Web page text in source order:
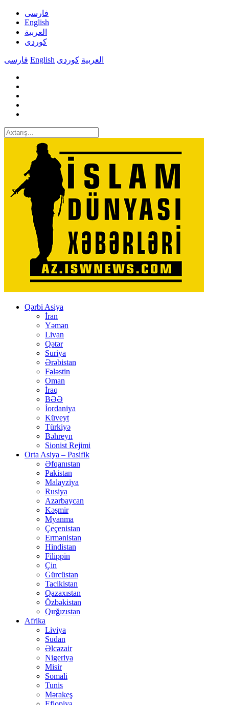
فارسی
English
العربیة
کوردی
فارسی English العربیة کوردی
Qərbi Asiya
İran
Yəmən
Livan
Qətər
Suriya
Ərəbistan
Fələstin
Oman
İraq
BƏƏ
İordaniya
Küveyt
Türkiyə
Bəhreyn
Sionist Rejimi
Orta Asiya – Pasifik
Əfqanıstan
Pakistan
Malayziya
Rusiya
Azərbaycan
Kəşmir
Myanma
Çeçenistan
Ermənistan
Hindistan
Filippin
Çin
Gürcüstan
Tacikistan
Qazaxıstan
Özbəkistan
Qırğızıstan
Afrika
Liviya
Sudan
Əlcəzair
Nigeriya
Misir
Somali
Tunis
Mərakeş